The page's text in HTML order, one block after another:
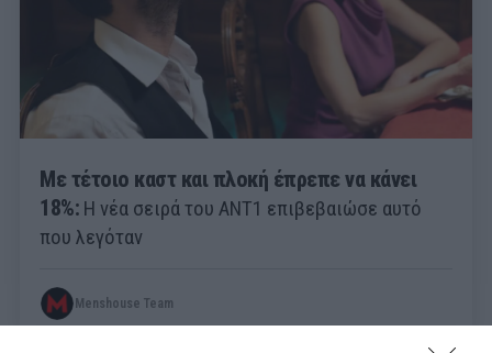
Με τέτοιο καστ και πλοκή έπρεπε να κάνει
18%: Η νέα σειρά του ΑΝΤ1 επιβεβαιώσε αυτό
που λεγόταν
Menshouse Team